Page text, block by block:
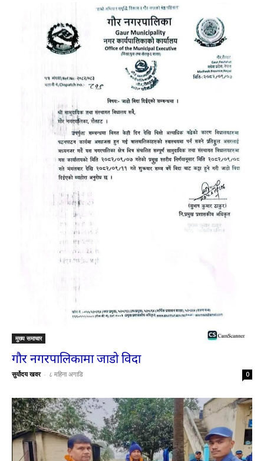
मुख्य समाचार
गौर नगरपालिकामा जाडो विदा
सुर्योदय खवर - ८ महिना अगाडि 0